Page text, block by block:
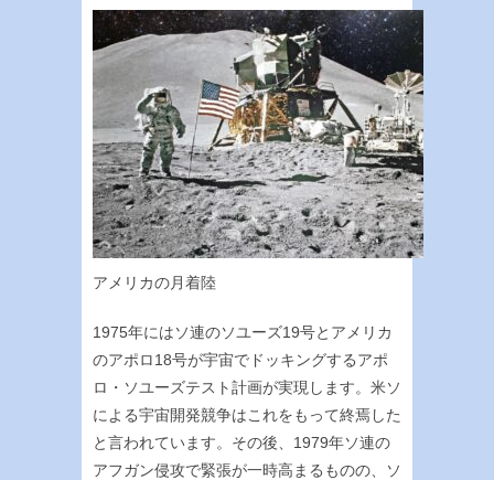
アメリカの月着陸
1975年にはソ連のソユーズ19号とアメリカ
のアポロ18号が宇宙でドッキングするアポ
ロ・ソユーズテスト計画が実現します。米ソ
による宇宙開発競争はこれをもって終焉した
と言われています。その後、1979年ソ連の
アフガン侵攻で緊張が一時高まるものの、ソ